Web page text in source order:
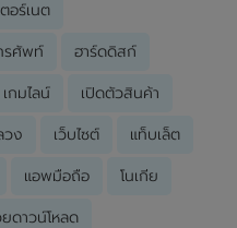
อร์เนต
รศัพท์ ฮาร์ดดิสก์
เกมไลน์ เปิดตัวสินค้า
วง เว็บไซต์ แท็บเล็ต
แอพมือถือ โนเกีย
ดาวน์โหลด